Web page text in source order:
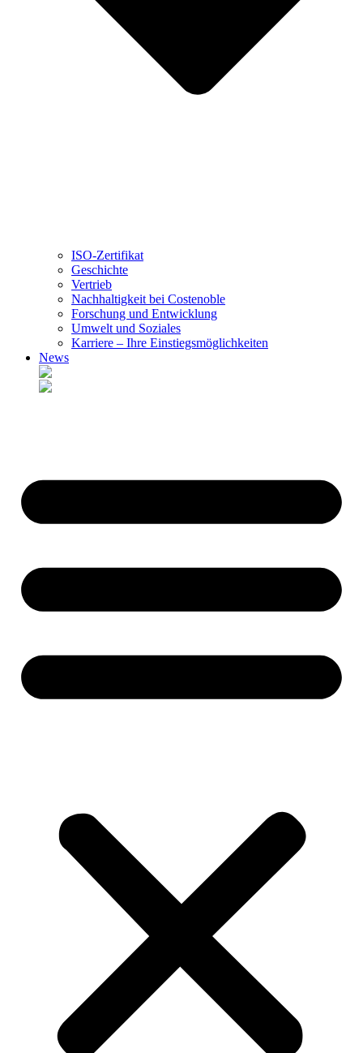
ISO-Zertifikat
Geschichte
Vertrieb
Nachhaltigkeit bei Costenoble
Forschung und Entwicklung
Umwelt und Soziales
Karriere – Ihre Einstiegsmöglichkeiten
News